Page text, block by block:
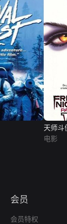
天师斗
电影
会员
会员特权